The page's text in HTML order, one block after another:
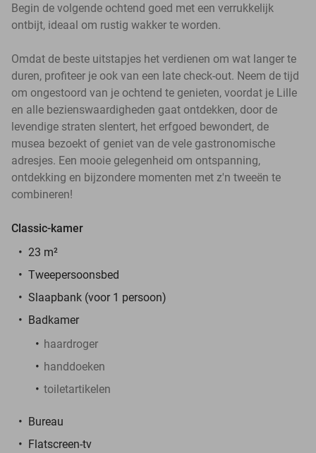
Begin de volgende ochtend goed met een verrukkelijk
ontbijt, ideaal om rustig wakker te worden.
Omdat de beste uitstapjes het verdienen om wat langer te
duren, profiteer je ook van een late check-out. Neem de tijd
om ongestoord van je ochtend te genieten, voordat je Lille
en alle bezienswaardigheden gaat ontdekken, door de
levendige straten slentert, het erfgoed bewondert, de
musea bezoekt of geniet van de vele gastronomische
adresjes. Een mooie gelegenheid om ontspanning,
ontdekking en bijzondere momenten met z'n tweeën te
combineren!
Classic-kamer
23 m²
Tweepersoonsbed
Slaapbank (voor 1 persoon)
Badkamer
haardroger
handdoeken
toiletartikelen
Bureau
Flatscreen-tv